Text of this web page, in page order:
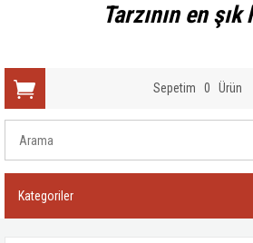
Tarzının en
Sepetim 0 Ürün
Kategoriler